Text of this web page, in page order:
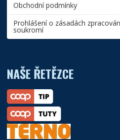
Obchodní podmínky
Prohlášení o zásadách
soukromí
NAŠE ŘETĚZCE